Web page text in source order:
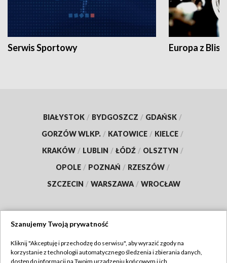
Serwis Sportowy Europa z
BIAŁYSTOK / BYDGOSZCZ / GDAŃSK /
GORZÓW WLKP. / KATOWICE / KIELCE /
KRAKÓW / LUBLIN / ŁÓDŹ / OLSZTYN /
OPOLE / POZNAŃ / RZESZÓW /
SZCZECIN / WARSZAWA / WROCŁAW
TVP
Szanujemy Twoją prywatność
Kliknij "Akceptuję i przechodzę do serwisu", aby wyrazić zgody na
korzystanie z technologii automatycznego śledzenia i zbierania danych,
dostęp do informacji na Twoim urządzeniu końcowym i ich